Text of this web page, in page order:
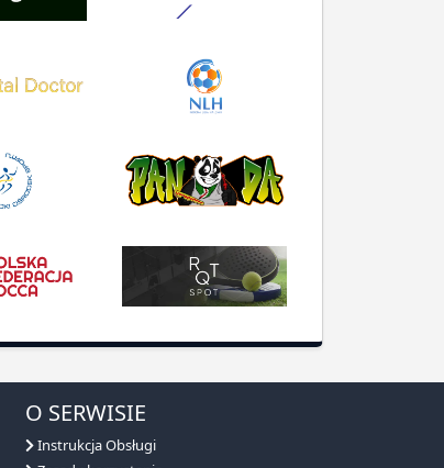
Instrukcja Obsługi
Wymagania systemowe